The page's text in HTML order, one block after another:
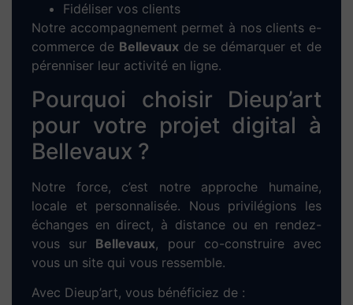
Fidéliser vos clients
Notre accompagnement permet à nos clients e-
commerce de Bellevauxde se démarquer et de
pérenniser leur activité en ligne.
Pourquoi choisir Dieup’art
pour votre projet digital à
Bellevaux ?
Notre force, c’est notre approche humaine,
locale et personnalisée. Nous privilégions les
échanges en direct, à distance ou en rendez-
vous sur Bellevaux, pour co-construire avec
vous un site qui vous ressemble.
Avec Dieup’art, vous bénéficiez de :